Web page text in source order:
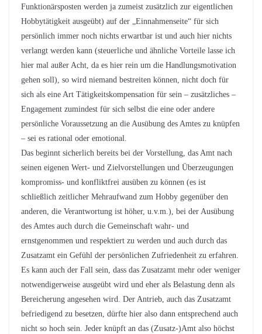
Funktionärsposten werden ja zumeist zusätzlich zur eigentlichen
Hobbytätigkeit ausgeübt) auf der „Einnahmenseite“ für sich
persönlich immer noch nichts erwartbar ist und auch hier nichts
verlangt werden kann (steuerliche und ähnliche Vorteile lasse ich
hier mal außer Acht, da es hier rein um die Handlungsmotivation
gehen soll), so wird niemand bestreiten können, nicht doch für
sich als eine Art Tätigkeitskompensation für sein – zusätzliches –
Engagement zumindest für sich selbst die eine oder andere
persönliche Voraussetzung an die Ausübung des Amtes zu knüpfen
– sei es rational oder emotional.
Das beginnt sicherlich bereits bei der Vorstellung, das Amt nach
seinen eigenen Wert- und Zielvorstellungen und Überzeugungen
kompromiss- und konfliktfrei ausüben zu können (es ist
schließlich zeitlicher Mehraufwand zum Hobby gegenüber den
anderen, die Verantwortung ist höher, u.v.m.), bei der Ausübung
des Amtes auch durch die Gemeinschaft wahr- und
ernstgenommen und respektiert zu werden und auch durch das
Zusatzamt ein Gefühl der persönlichen Zufriedenheit zu erfahren.
Es kann auch der Fall sein, dass das Zusatzamt mehr oder weniger
notwendigerweise ausgeübt wird und eher als Belastung denn als
Bereicherung angesehen wird. Der Antrieb, auch das Zusatzamt
befriedigend zu besetzen, dürfte hier also dann entsprechend auch
nicht so hoch sein. Jeder knüpft an das (Zusatz-)Amt also höchst